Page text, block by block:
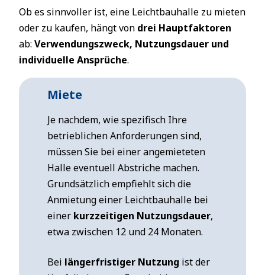
Ob es sinnvoller ist, eine Leichtbauhalle zu mieten
oder zu kaufen, hängt von drei Hauptfaktoren
ab: Verwendungszweck, Nutzungsdauer und
individuelle Ansprüche.
Miete
Je nachdem, wie spezifisch Ihre
betrieblichen Anforderungen sind,
müssen Sie bei einer angemieteten
Halle eventuell Abstriche machen.
Grundsätzlich empfiehlt sich die
Anmietung einer Leichtbauhalle bei
einer kurzzeitigen Nutzungsdauer,
etwa zwischen 12 und 24 Monaten.
Bei längerfristiger Nutzung ist der